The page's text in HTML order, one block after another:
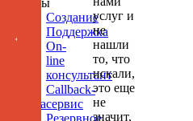
Сайты
Создание
Поддержка
On-
line
консультант
Callback-
сервис
Резервное
услуг и
не
нашли
то, что
искали,
это еще
не
значит,